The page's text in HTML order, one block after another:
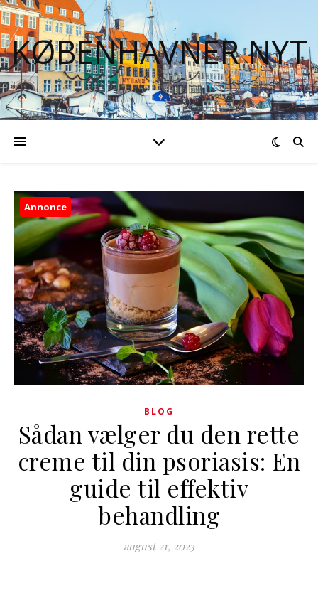
KØBENHAVNER NYT
Annonce
BLOG
Sådan vælger du den rette
creme til din psoriasis: En
guide til effektiv
behandling
august 21, 2023